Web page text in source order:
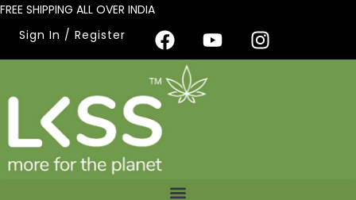
FREE SHIPPING ALL OVER INDIA
Sign In / Register